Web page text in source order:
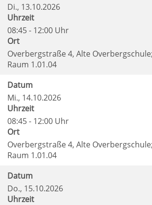
Di., 13.10.2026
Uhrzeit
08:45 - 12:00 Uhr
Ort
Overbergstraße 4, Alte Overbergschule;
Raum 1.01.04
Datum
Mi., 14.10.2026
Uhrzeit
08:45 - 12:00 Uhr
Ort
Overbergstraße 4, Alte Overbergschule;
Raum 1.01.04
Datum
Do., 15.10.2026
Uhrzeit